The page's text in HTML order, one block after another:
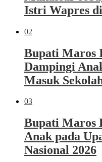
Istri Wapres
02
Bupati Maros
Dampingi
Masuk
03
Bupati Maros
Anak pada
Nasional 2026